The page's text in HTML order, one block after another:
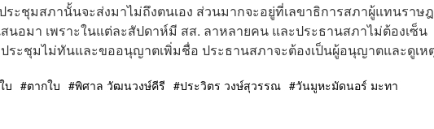
ระชุมสภานั้นจะส่งมาไม่ถึงตนเอง ส่วนมากจะอยู่ที่เลขาธิการสภาผู้แทนราษ
นอมา เพราะในแต่ละสัปดาห์มี สส. ลาหลายคน และประธานสภาไม่ต้องเซ็น
ระชุมไม่ทันและขออนุญาตเพิ่มชื่อ ประธานสภาจะต้องเป็นผู้อนุญาตและดูเห
บ ตากใบ พิศาล วัฒนวงษ์คีรี ประวิตร วงษ์สุวรรณ
วันมูหะมัดนอร์ มะทา